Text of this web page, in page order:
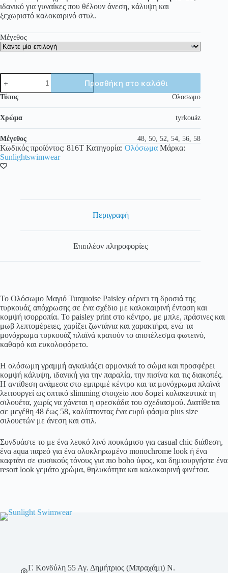
ιδανικό για γυναίκες που θέλουν άνεση, κάλυψη και
ξεχωριστό καλοκαιρινό στυλ.
Μέγεθος
Ολόσωμο
Μαγιό
Turquoise
Paisley
Προσθήκη στο καλάθι
Τύπος Ολοσωμο
Χρώμα tyrkouáz
Μέγεθος 48, 50, 52, 54, 56, 58
Κωδικός προϊόντος: 816T Κατηγορία: Ολόσωμα Μάρκα:
Sunlightswimwear
Περιγραφή
Επιπλέον πληροφορίες
Το Ολόσωμο Μαγιό Turquoise Paisley φέρνει τη δροσιά της
τυρκουάζ απόχρωσης σε ένα σχέδιο με καλοκαιρινή ένταση και
κομψή ισορροπία. Το paisley print στο κέντρο, με μπλε, πράσινες και
μωβ λεπτομέρειες, χαρίζει ζωντάνια και χαρακτήρα, ενώ τα
μονόχρωμα τυρκουάζ πλαϊνά κρατούν το αποτέλεσμα φωτεινό,
καθαρό και ευκολοφόρετο.
Η ολόσωμη γραμμή αγκαλιάζει αρμονικά το σώμα και προσφέρει
κομψή κάλυψη, ιδανική για την παραλία, την πισίνα και τις διακοπές.
Η αντίθεση ανάμεσα στο εμπριμέ κέντρο και τα μονόχρωμα πλαϊνά
λειτουργεί ως οπτικό slimming στοιχείο που δομεί κολακευτικά τη
σιλουέτα, χωρίς να χάνεται η φρεσκάδα του σχεδιασμού. Διατίθεται
σε μεγέθη 48 έως 58, καλύπτοντας ένα ευρύ φάσμα plus size
σιλουετών με άνεση και στιλ.
Συνδυάστε το με ένα λευκό λινό πουκάμισο για casual chic διάθεση,
ένα aqua παρεό για ένα ολοκληρωμένο monochrome look ή ένα
καφτάνι σε φυσικούς τόνους για πιο boho ύφος, και δημιουργήστε ένα
resort look γεμάτο χρώμα, θηλυκότητα και καλοκαιρινή φινέτσα.
Γ. Κονδύλη 55 Αγ. Δημήτριος (Μπραχάμι) Ν.